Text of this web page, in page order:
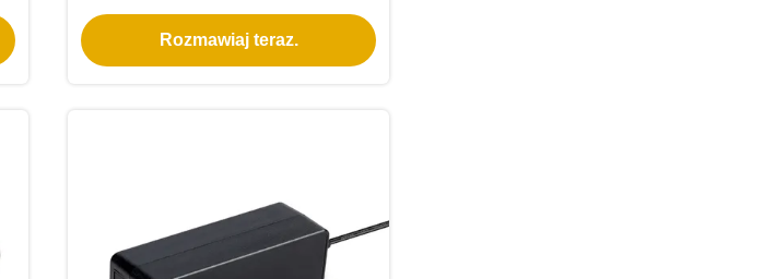
UL dla instalatorów LED
Rozmawiaj teraz.